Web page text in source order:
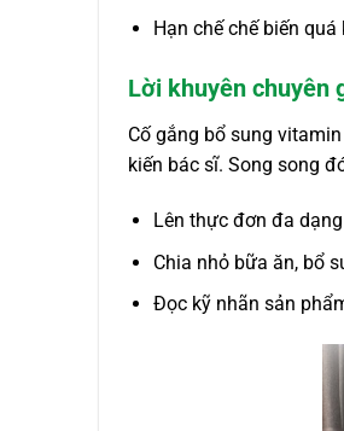
Hạn chế chế biến
Lời khuyên chuyên
Cố gắng bổ sung
kiến bác sĩ. Song song
Lên thực đơn đa
Chia nhỏ bữa ăn, bổ
Đọc kỹ nhãn sản